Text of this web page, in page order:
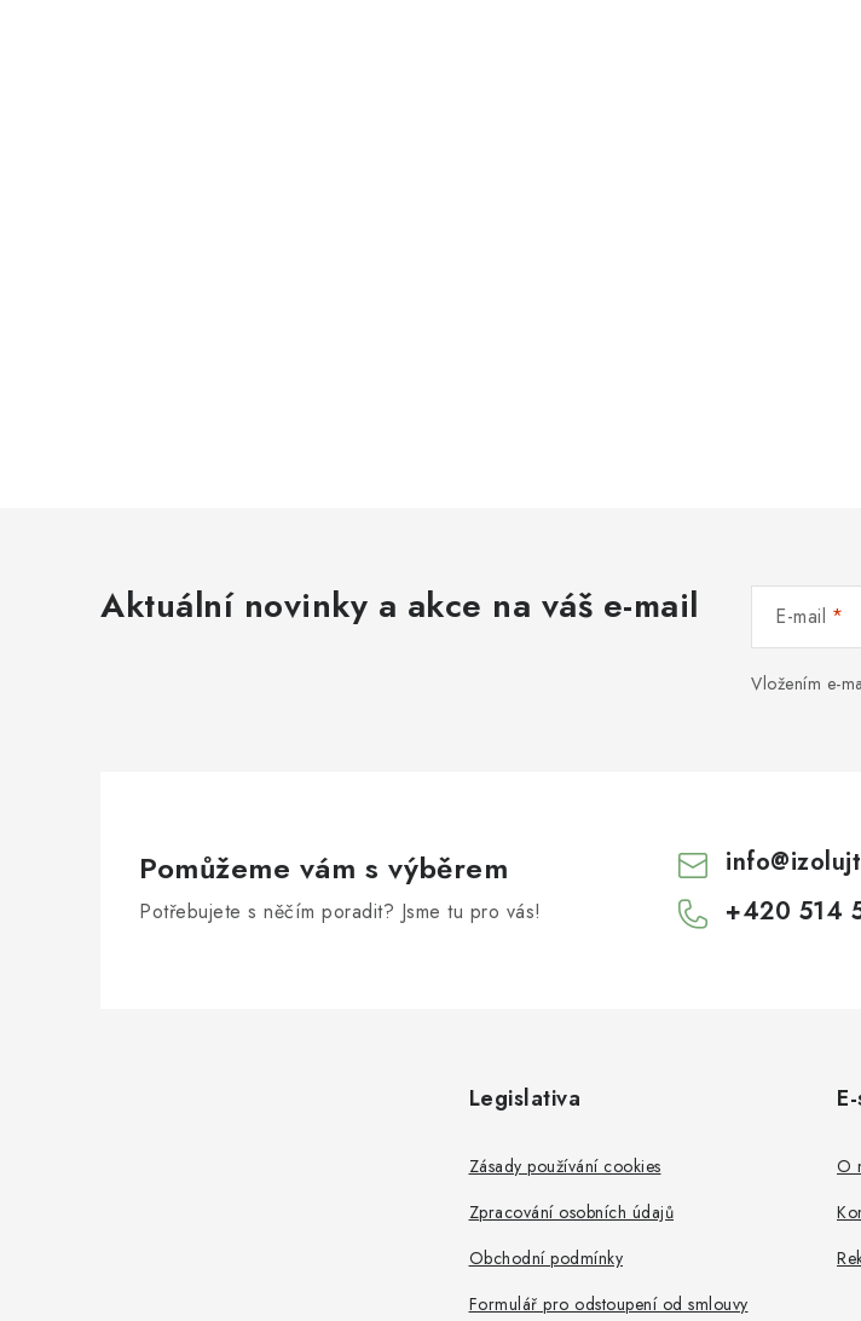
Aktuální novinky a akce na váš e-mail E-mail
Vložením e-
Pomůžeme vám s výběrem
Potřebujete s něčím poradit? Jsme tu pro vás!
info@
+420 514
Legislativa
Zásady používání cookies
Zpracování osobních údajů
Obchodní podmínky
Formulář pro odstoupení od smlouvy
O